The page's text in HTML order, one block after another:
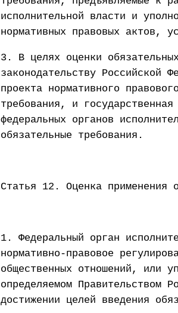
исполнительной власти и
нормативных правовых актов,
3. В целях оценки
законодательству Российской
проекта нормативного
требования, и
федеральных органов
обязательные требования.
Статья 12. Оценка применения
1. Федеральный орган
нормативно-правовое
общественных отношений, или
определяемом Правительством
достижении целей введения